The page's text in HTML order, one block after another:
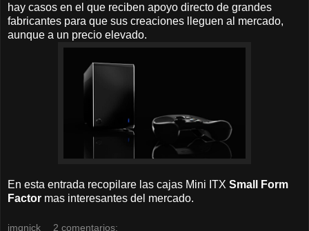
hay casos en el que reciben apoyo directo de grandes
fabricantes para que sus creaciones lleguen al mercado,
aunque a un precio elevado.
En esta entrada recopilare las cajas Mini ITX Small Form
Factor mas interesantes del mercado.
jmqnick 2 comentarios: